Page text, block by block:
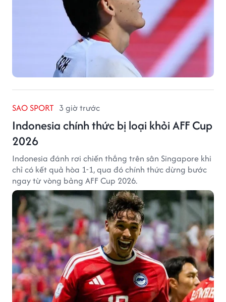
SAO SPORT 3 giờ trước
Indonesia chính thức bị loại khỏi AFF Cup
2026
Indonesia đánh rơi chiến thắng trên sân Singapore khi
chỉ có kết quả hòa 1-1, qua đó chính thức dừng bước
ngay từ vòng bảng AFF Cup 2026.